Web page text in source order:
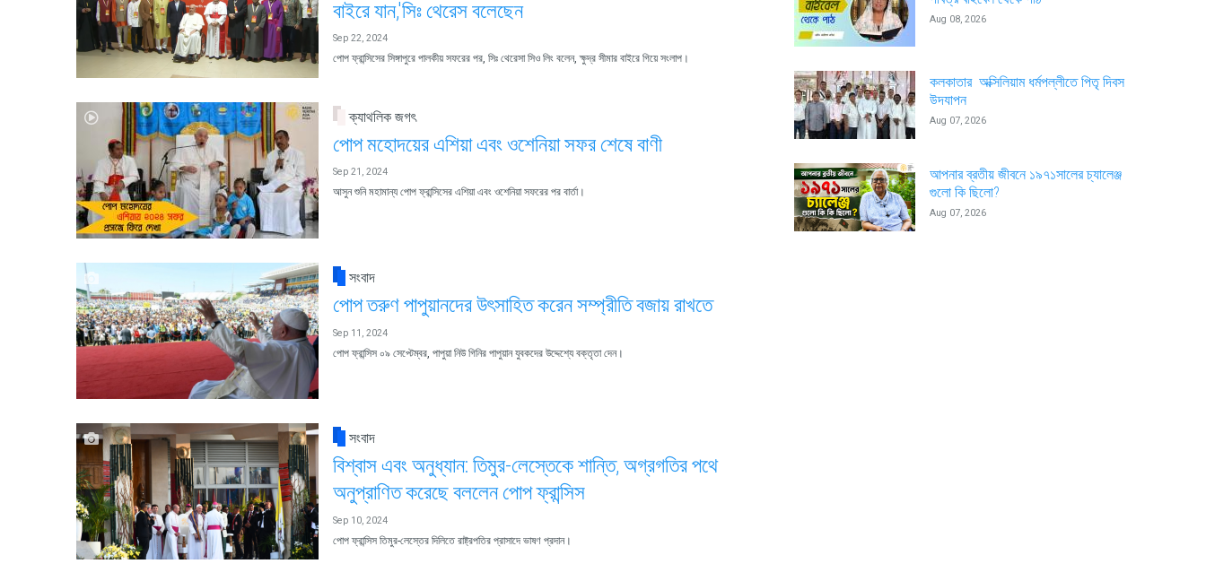
বাইরে যান,'সিঃ থেরেস বলেছেন
Sep 22, 2024
পোপ ফ্রান্সিসের সিঙ্গাপুরে পালকীয় সফরের পর, সিঃ থেরেসা সিও লিং বলেন, ক্ষুদ্র সীমার বাইরে গিয়ে সংলাপ।
ক্যাথলিক জগৎ
পোপ মহোদয়ের এশিয়া এবং ওশেনিয়া সফর শেষে বাণী
Sep 21, 2024
আসুন শুনি মহামান্য পোপ ফ্রান্সিসের এশিয়া এবং ওশেনিয়া সফরের পর বার্তা।
সংবাদ
পোপ তরুণ পাপুয়ানদের উৎসাহিত করেন সম্প্রীতি বজায় রাখতে
Sep 11, 2024
পোপ ফ্রান্সিস ০৯ সেপ্টেম্বর, পাপুয়া নিউ গিনির পাপুয়ান যুবকদের উদ্দেশ্যে বক্তৃতা দেন।
সংবাদ
বিশ্বাস এবং অনুধ্যান: তিমুর-লেস্তেকে শান্তি, অগ্রগতির পথে
অনুপ্রাণিত করেছে বললেন পোপ ফ্রান্সিস
Sep 10, 2024
পোপ ফ্রান্সিস তিমুর-লেস্তের দিলিতে রাষ্ট্রপতির প্রাসাদে ভাষণ প্রদান।
Aug 08, 2026
কলকাতার অক্সিলিয়াম ধর্মপল্লীতে পিতৃ দিবস
উদযাপন
Aug 07, 2026
আপনার ব্রতীয় জীবনে ১৯৭১সালের চ্যালেঞ্জ
গুলো কি ছিলো?
Aug 07, 2026